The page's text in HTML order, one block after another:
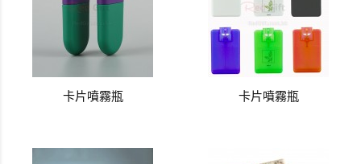
卡片噴霧瓶 卡片噴霧瓶